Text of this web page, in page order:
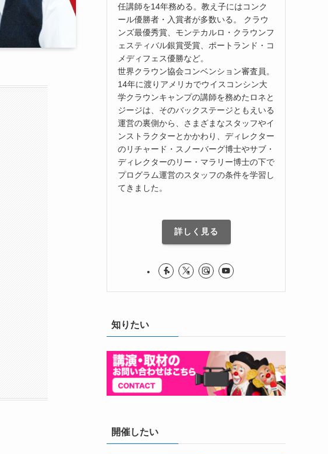
任講師を14年務める。教え子にはコンク
ール優勝者・入賞者が多数いる。 クラウ
ンズ最優秀賞、モンテカルロ・クラウンフ
ェスティバル銀賞受賞、ポートランド・コ
メディフェス優勝など。
世界クラウン協会コンベンション審査員。
14年に渡りアメリカでウイスコンシン大
学クラウンキャンプの講師を務めたロネと
ジージは、そのバックステージともえいる
運営の裏側から、さまざまなスタッフやイ
ンストラクターとかかわり、ディレクター
のリチャード・スノーバーグ博士やサブ・
ディレクターのリー・マラリー博士の下で
プログラム運営のスタッフの条件を学習し
てきました。
詳しく見る
知りたい
開催したい